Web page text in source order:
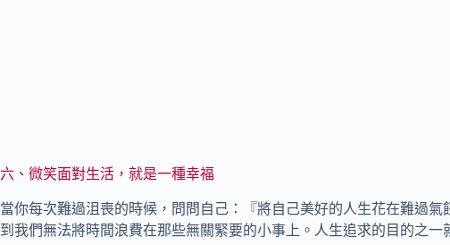
六、微笑面對生活，就是一種幸福
當你每次難過沮喪的時候，問問自己：『將自己美好的人生花在難過
到我們無法將時間浪費在那些無關緊要的小事上。人生追求的目的之一